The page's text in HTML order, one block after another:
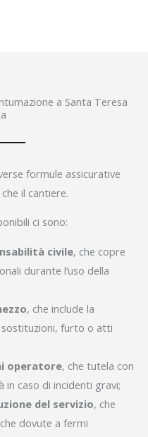
a Santa Teresa
formule assicurative
il cantiere.
ci sono:
civile, che copre
durante l’uso della
, che include la
furto o atti
operatore, che tutela con
in caso di incidenti gravi;
del servizio, che
dovute a fermi